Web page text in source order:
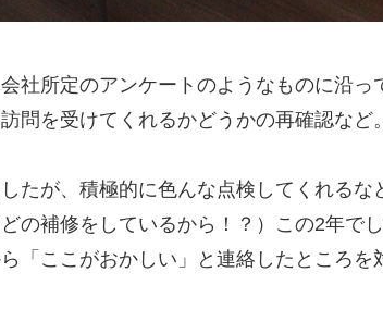
社所定のアンケートのようなものに沿っ
問を受けてくれるかどうかの再確認など。
たが、積極的に色んな点検してくれるな
の補修をしているから！？）この2年で
「ここがおかしい」と連絡したところを